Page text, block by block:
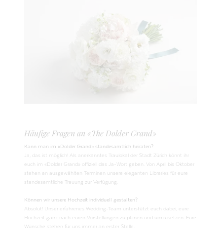
Häufige Fragen an «The Dolder Grand»
Kann man im «Dolder Grand» standesamtlich heiraten?
Ja, das ist möglich! Als anerkanntes Traulokal der Stadt Zürich könnt ihr
euch im «Dolder Grand» offiziell das Ja-Wort geben. Von April bis Oktober
stehen an ausgewählten Terminen unsere eleganten Libraries für eure
standesamtliche Trauung zur Verfügung.
Können wir unsere Hochzeit individuell gestalten?
Absolut! Unser erfahrenes Wedding-Team unterstützt euch dabei, eure
Hochzeit ganz nach euren Vorstellungen zu planen und umzusetzen. Eure
Wünsche stehen für uns immer an erster Stelle.